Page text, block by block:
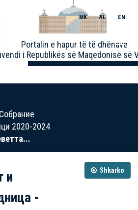
Portalin e hapur të të dhënave
i Republikës së Maqedonisë së
MK AL EN
Toggle
Собрание
2020-2024
Shkarko
и
-